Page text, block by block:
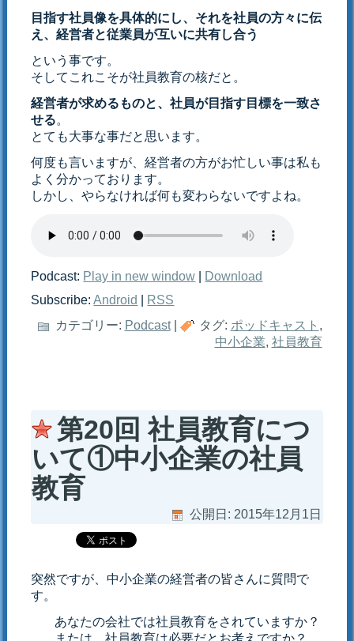
目指す社員像を具体的にし、それを社員の方々に伝
え、経営者と従業員が互いに共有し合う
という事です。
そしてこれこそが社員教育の核だと。
経営者が求めるものと、社員が目指す目標を一致さ
せる。
とても大事な事だと思います。
何度も言いますが、経営者の方がお忙しい事は私も
よく分かっております。
しかし、やらなければ何も変わらないですよね。
Podcast: Play in new window
Download
Subscribe:Android
RSS
カテゴリー: Podcast| タグ: ポッドキャスト ,
中小企業, 社員教育
第20回 社員教育につ
いて①中小企業の社員
教育
公開日: 2015年12月1日
突然ですが、中小企業の経営者の皆さんに質問で
す。
あなたの会社では社員教育をされていますか？
または、社員教育は必要だとお考えですか？